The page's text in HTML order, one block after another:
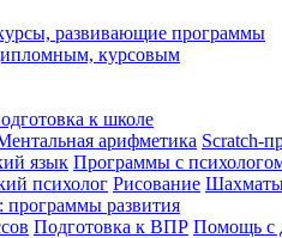
развивающие программы
курсовым
к школе
арифметика Scratch-
язык Программы с
психолог Рисование
развития
Подготовка к ВПР Помощь с